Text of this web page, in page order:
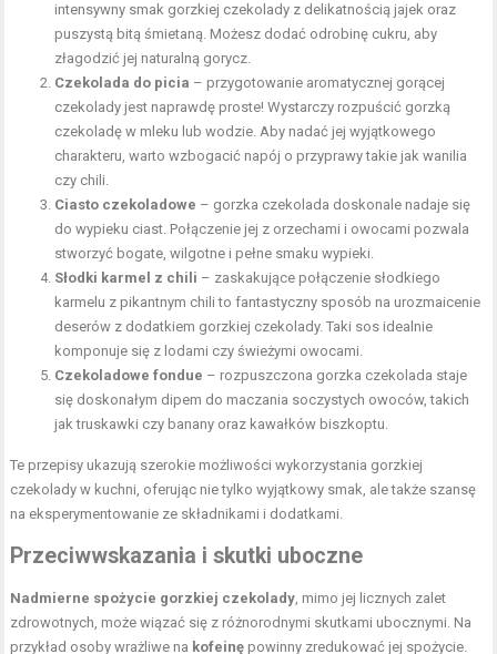
intensywny smak gorzkiej czekolady z delikatnością jajek oraz
puszystą bitą śmietaną. Możesz dodać odrobinę cukru, aby
złagodzić jej naturalną gorycz.
Czekolada do picia – przygotowanie aromatycznej gorącej
czekolady jest naprawdę proste! Wystarczy rozpuścić gorzką
czekoladę w mleku lub wodzie. Aby nadać jej wyjątkowego
charakteru, warto wzbogacić napój o przyprawy takie jak wanilia
czy chili.
Ciasto czekoladowe – gorzka czekolada doskonale nadaje się
do wypieku ciast. Połączenie jej z orzechami i owocami pozwala
stworzyć bogate, wilgotne i pełne smaku wypieki.
Słodki karmel z chili – zaskakujące połączenie słodkiego
karmelu z pikantnym chili to fantastyczny sposób na urozmaicenie
deserów z dodatkiem gorzkiej czekolady. Taki sos idealnie
komponuje się z lodami czy świeżymi owocami.
Czekoladowe fondue – rozpuszczona gorzka czekolada staje
się doskonałym dipem do maczania soczystych owoców, takich
jak truskawki czy banany oraz kawałków biszkoptu.
Te przepisy ukazują szerokie możliwości wykorzystania gorzkiej
czekolady w kuchni, oferując nie tylko wyjątkowy smak, ale także szansę
na eksperymentowanie ze składnikami i dodatkami.
Przeciwwskazania i skutki uboczne
Nadmierne spożycie gorzkiej czekolady , mimo jej licznych zalet
zdrowotnych, może wiązać się z różnorodnymi skutkami ubocznymi. Na
przykład osoby wrażliwe na kofeinę powinny zredukować jej spożycie.